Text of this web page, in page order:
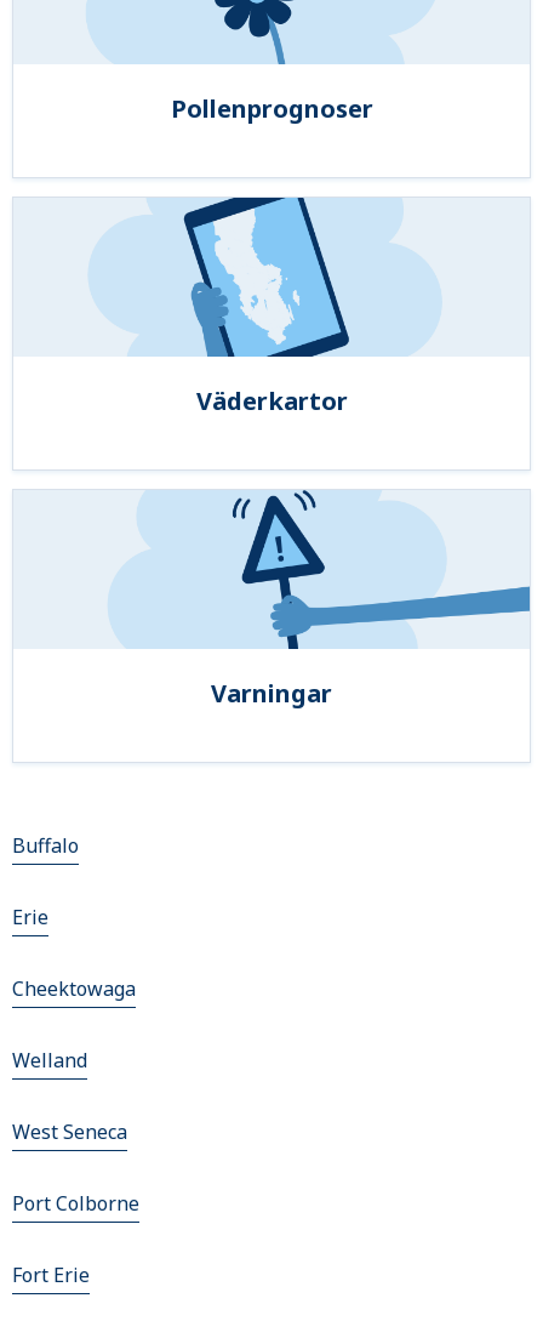
Pollenprognoser
Väderkartor
Varningar
Buffalo
Erie
Cheektowaga
Welland
West Seneca
Port Colborne
Fort Erie